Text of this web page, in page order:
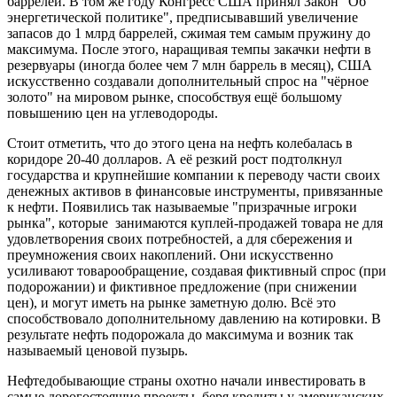
энергетической политике", предписывавший увеличение
запасов до 1 млрд баррелей, сжимая тем самым пружину до
максимума. После этого, наращивая темпы закачки нефти в
резервуары (иногда более чем 7 млн баррель в месяц), США
искусственно создавали дополнительный спрос на "чёрное
золото" на мировом рынке, способствуя ещё большому
повышению цен на углеводороды.
Стоит отметить, что до этого цена на нефть колебалась в
коридоре 20-40 долларов. А её резкий рост подтолкнул
государства и крупнейшие компании к переводу части своих
денежных активов в финансовые инструменты, привязанные
к нефти. Появились так называемые "призрачные игроки
рынка", которые занимаются куплей-продажей товара не для
удовлетворения своих потребностей, а для сбережения и
преумножения своих накоплений. Они искусственно
усиливают товарообращение, создавая фиктивный спрос (при
подорожании) и фиктивное предложение (при снижении
цен), и могут иметь на рынке заметную долю. Всё это
способствовало дополнительному давлению на котировки. В
результате нефть подорожала до максимума и возник так
называемый ценовой пузырь.
Нефтедобывающие страны охотно начали инвестировать в